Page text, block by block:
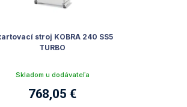
stroj KOBRA 240 SS5
TURBO
Skladom u dodávateľa
768,05 €